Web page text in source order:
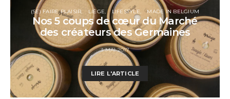
(SE) FAIRE PLAISIR LIÈGE LIFESTYLE MADE IN BELGIUM
Nos 5 coups de cœur du Marché
des créateurs des Germaines
3 MAI 2017
LIRE L'ARTICLE